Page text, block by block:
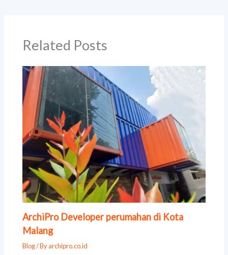
Related Posts
ArchiPro Developer perumahan di Kota
Malang
Blog/ Byarchipro.co.id